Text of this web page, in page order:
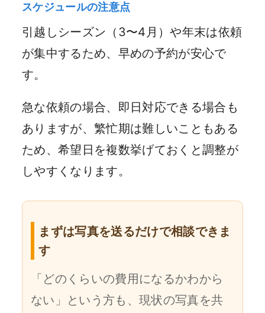
スケジュールの注意点
引越しシーズン（3〜4月）や年末は依頼
が集中するため、早めの予約が安心で
す。
急な依頼の場合、即日対応できる場合も
ありますが、繁忙期は難しいこともある
ため、希望日を複数挙げておくと調整が
しやすくなります。
まずは写真を送るだけで相談できま
す
「どのくらいの費用になるかわから
ない」という方も、現状の写真を共